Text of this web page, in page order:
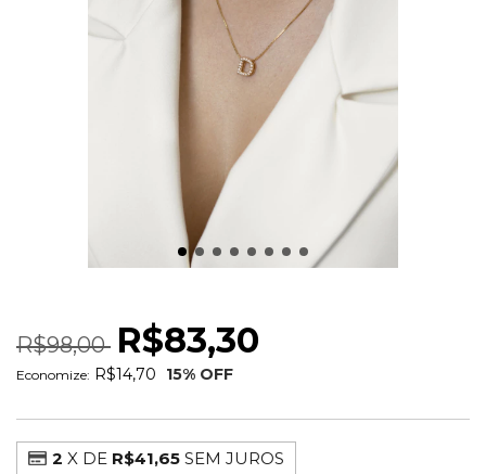
R$98,00 R$83,30
Economize: R$14,70 15% OFF
2 X DE R$41,65 SEM JUROS